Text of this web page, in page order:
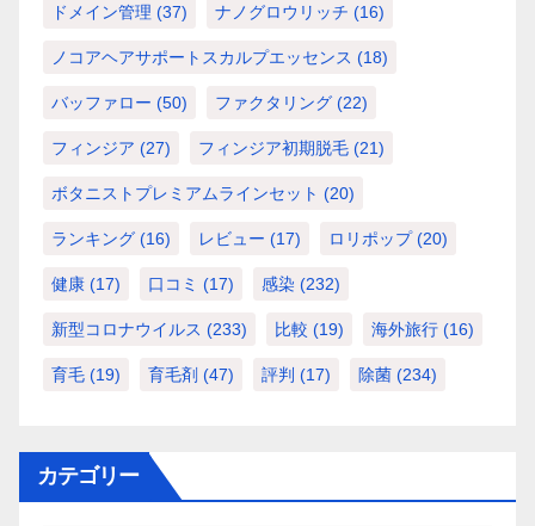
ドメイン管理 (37) ナノグロウリッチ (16)
ノコアヘアサポートスカルプエッセンス (18)
バッファロー (50) ファクタリング (22)
フィンジア (27) フィンジア初期脱毛 (21)
ボタニストプレミアムラインセット (20)
ランキング (16) レビュー (17) ロリポップ(20)
健康 (17) 口コミ (17) 感染 (232)
新型コロナウイルス (233) 比較 (19) 海外旅行 (16)
育毛 (19) 育毛剤 (47) 評判 (17) 除菌 (234)
カテゴリー